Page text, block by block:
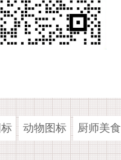
动物图标 厨师美食